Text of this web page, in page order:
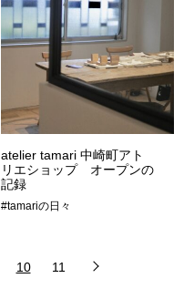
atelier tamari 中崎町アト
リエショップ オープンの
記録
#tamariの日々
10 11